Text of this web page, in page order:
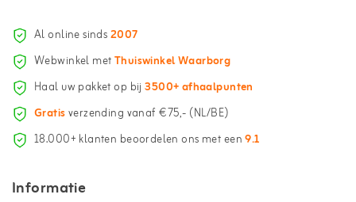
Al online sinds2007
Webwinkel metThuiswinkel Waarborg
Haal uw pakket op bij3500+ afhaalpunten
Gratisverzending vanaf €75,- (NL/BE)
18.000+ klanten beoordelen ons met een9.1
Informatie